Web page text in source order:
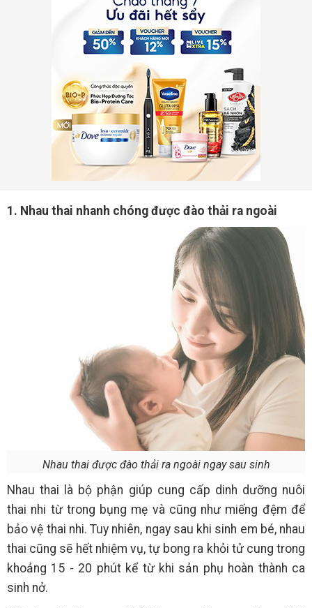
1. Nhau thai nhanh chóng được đào thải ra ngoài
Nhau thai được đào thải ra ngoài ngay sau sinh
Nhau thai là bộ phận giúp cung cấp dinh dưỡng nuôi
thai nhi từ trong bụng mẹ và cũng như miếng đệm để
bảo vệ thai nhi. Tuy nhiên, ngay sau khi sinh em bé, nhau
thai cũng sẽ hết nhiệm vụ, tự bong ra khỏi tử cung trong
khoảng 15 - 20 phút kể từ khi sản phụ hoàn thành ca
sinh nở.